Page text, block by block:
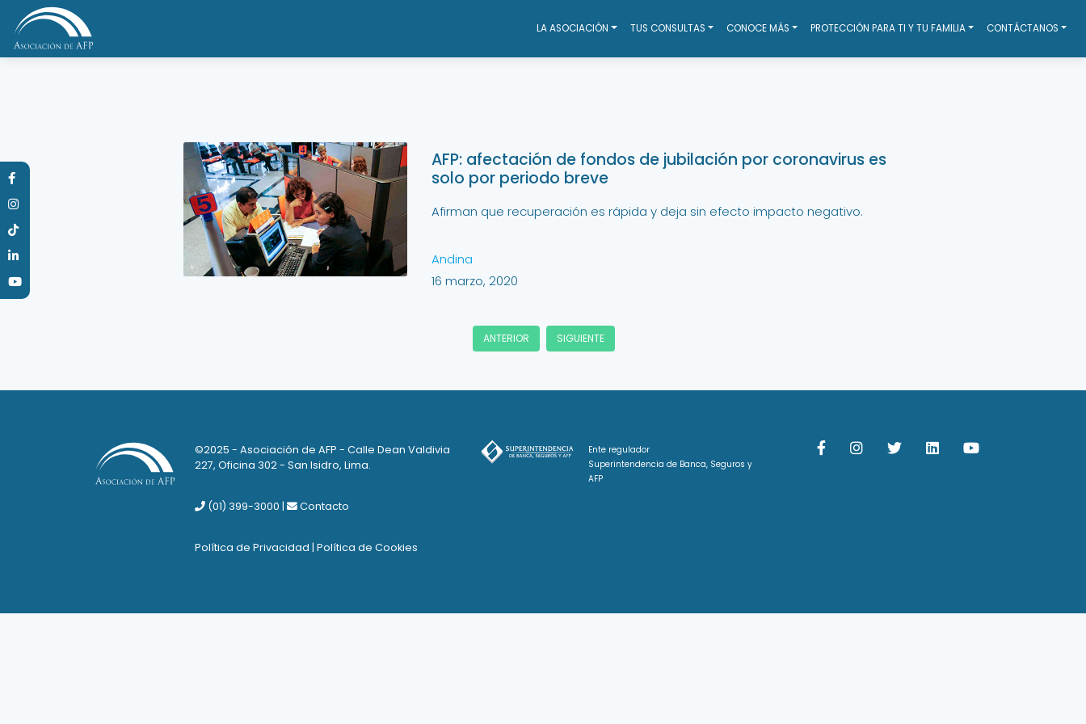
LA ASOCIACIÓN TUS CONSULTAS CONOCE MÁS PROTECCIÓN PARA TI Y TU FAMILIA CONTÁCTANOS
AFP: afectación de fondos de jubilación por coronavirus es
solo por periodo breve
Afirman que recuperación es rápida y deja sin efecto impacto negativo.
Andina
16 marzo, 2020
ANTERIOR SIGUIENTE
©2025 - Asociación de AFP - Calle Dean Valdivia
227, Oficina 302 - San Isidro, Lima.
(01) 399-3000 | Contacto
Política de Privacidad | Política de Cookies
Ente regulador
Superintendencia de Banca, Seguros y
AFP